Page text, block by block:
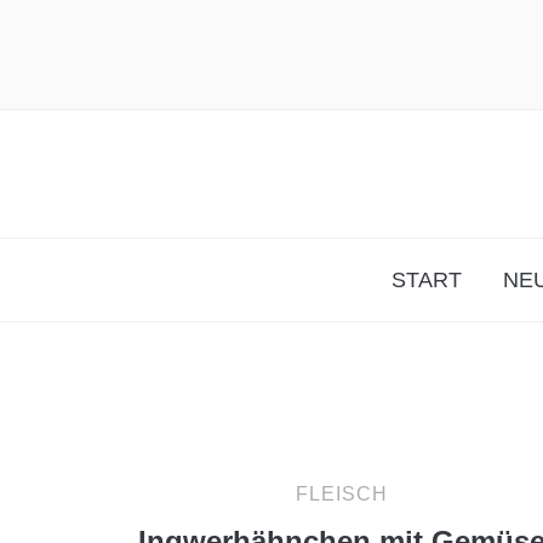
START
FLEISCH